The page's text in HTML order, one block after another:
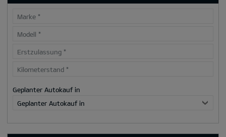
Marke *
Modell *
Erstzulassung *
Kilometerstand *
Geplanter Autokauf in
Geplanter Autokauf in